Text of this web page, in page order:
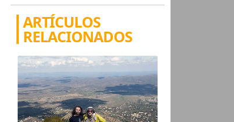
ARTÍCULOS
RELACIONADOS